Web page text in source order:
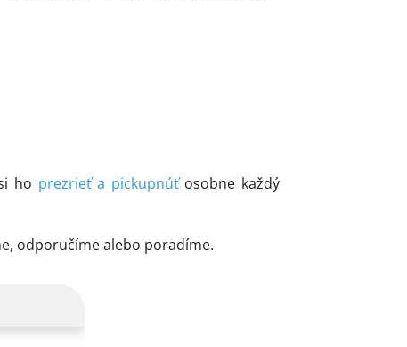
ho prezrieť a pickupnúťosobne každý
odporučíme alebo poradíme.